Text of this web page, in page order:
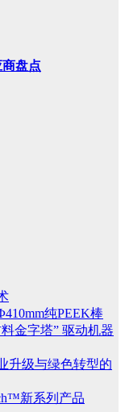
盘点
纯PEEK棒
金字塔” 驱动机器
升级与绿色转型的
新系列产品